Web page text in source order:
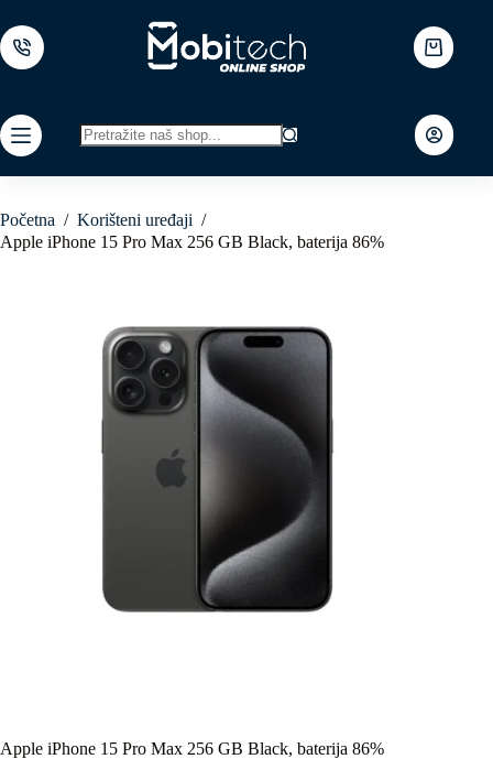
to
content
Shopping
cart
results
Početna / Korišteni uređaji /
Apple iPhone 15 Pro Max 256 GB Black, baterija 86%
Apple iPhone 15 Pro Max 256 GB Black, baterija 86%